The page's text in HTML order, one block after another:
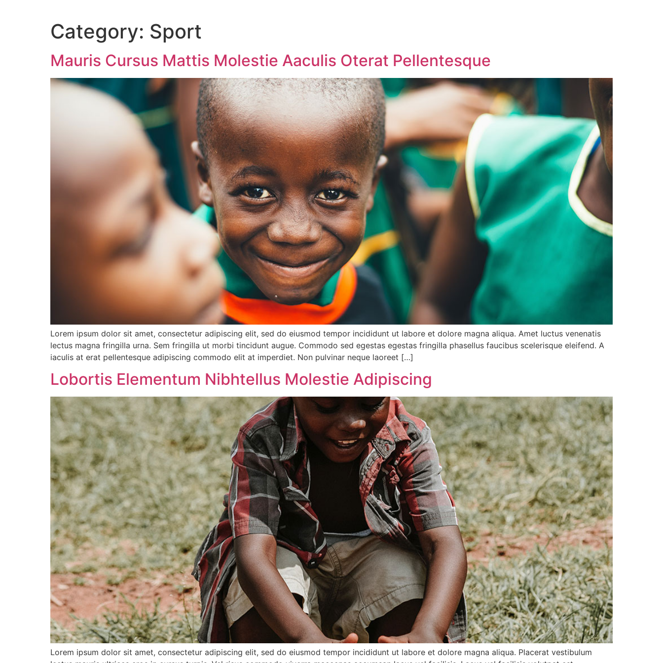
Category: Sport
Mauris Cursus Mattis Molestie Aaculis Oterat Pellentesque
Lorem ipsum dolor sit amet, consectetur adipiscing elit, sed do eiusmod tempor incididunt ut labore et dolore magna aliqua. Amet luctus venenatis
lectus magna fringilla urna. Sem fringilla ut morbi tincidunt augue. Commodo sed egestas egestas fringilla phasellus faucibus scelerisque eleifend. A
iaculis at erat pellentesque adipiscing commodo elit at imperdiet. Non pulvinar neque laoreet […]
Lobortis Elementum Nibhtellus Molestie Adipiscing
Lorem ipsum dolor sit amet, consectetur adipiscing elit, sed do eiusmod tempor incididunt ut labore et dolore magna aliqua. Placerat vestibulum